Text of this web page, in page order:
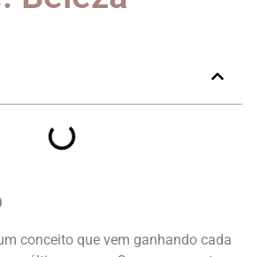
conceito que vem ganhando cada